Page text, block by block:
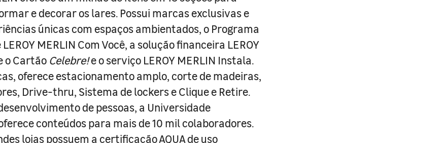
e decorar os lares. Possui marcas exclusivas e
únicas com espaços ambientados, o Programa
MERLIN Com Você, a solução financeira LEROY
o CartãoCelebre!e o serviço LEROY MERLIN Instala.
oferece estacionamento amplo, corte de madeiras,
Drive-thru, Sistema de lockers e Clique e Retire.
de pessoas, a Universidade
conteúdos para mais de 10 mil colaboradores.
lojas possuem a certificação AQUA de uso